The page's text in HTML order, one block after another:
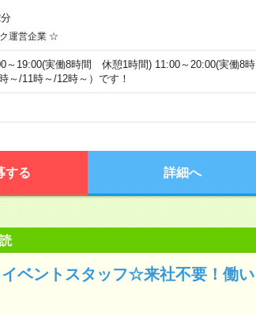
運営企業 ☆
19:00(実働8時間 休憩1時間) 11:00～20:00(実働8時
/11時～/12時～）です！
する 詳細へ
ベントスタッフ☆来社不要！働い